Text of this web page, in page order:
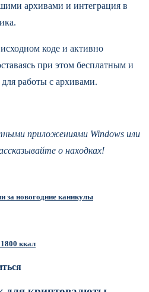
архивами и интеграция в
коде и активно
при этом бесплатным и
работы с архивами.
приложениями Windows или
о находках!
за новогодние каникулы
ккал